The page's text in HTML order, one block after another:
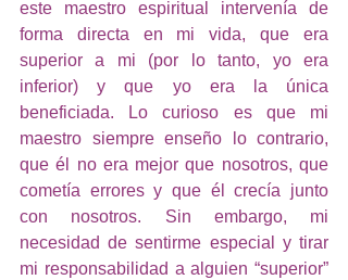
este maestro espiritual intervenía de
forma directa en mi vida, que era
superior a mi (por lo tanto, yo era
inferior) y que yo era la única
beneficiada. Lo curioso es que mi
maestro siempre enseño lo contrario,
que él no era mejor que nosotros, que
cometía errores y que él crecía junto
con nosotros. Sin embargo, mi
necesidad de sentirme especial y tirar
mi responsabilidad a alguien “superior”